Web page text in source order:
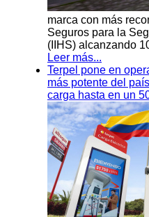
marca con más
Seguros para la
(IIHS) alcanzando
Leer más...
Terpel pone en
más potente del
carga hasta en un